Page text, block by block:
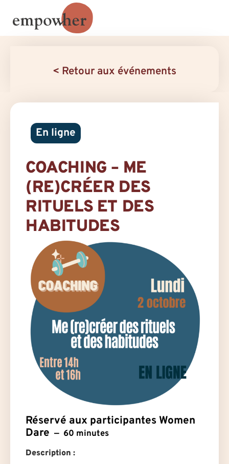
< Retour aux événements
En ligne
COACHING – ME
(RE)CRÉER DES
RITUELS ET DES
HABITUDES
Réservé aux participantes Women
Dare
60 minutes
Description :